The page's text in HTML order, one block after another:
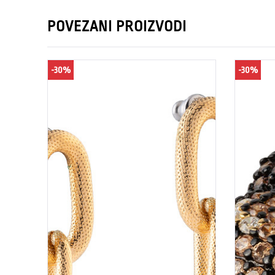
POVEZANI PROIZVODI
-30% -30%